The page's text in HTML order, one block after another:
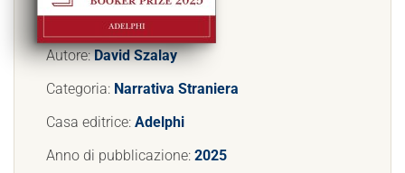
Autore:David Szalay
Categoria: Narrativa Straniera
Casa editrice: Adelphi
Anno di pubblicazione: 2025